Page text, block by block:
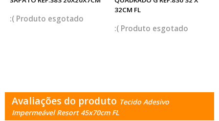
esgotado
32CM FL
esgotado
Avaliações do produto Tecido Adesivo
Impermeável Resort 45x70cm FL